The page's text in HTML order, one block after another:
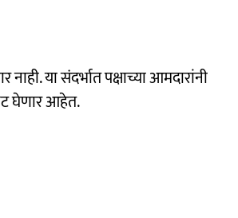
या संदर्भात पक्षाच्या आमदारांनी
घेणार आहेत.